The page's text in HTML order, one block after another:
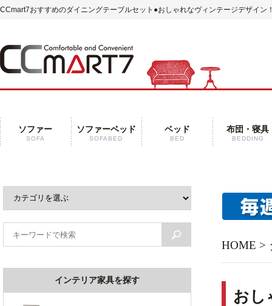
CCmart7おすすめのダイニングテーブルセット ●おしゃれなヴィンテージデザイン
ソファー
SOFA
ソファーベッド
SOFABED
ベッド
BED
布団・寝具
BEDDING
HOME >
おし
インテリア家具を探す